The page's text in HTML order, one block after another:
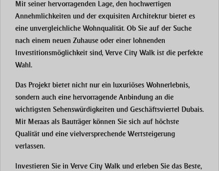
Mit seiner hervorragenden Lage, den hochwertigen
Annehmlichkeiten und der exquisiten Architektur bietet es
eine unvergleichliche Wohnqualität. Ob Sie auf der Suche
nach einem neuen Zuhause oder einer lohnenden
Investitionsmöglichkeit sind, Verve City Walk ist die perfekte
Wahl.
Das Projekt bietet nicht nur ein luxuriöses Wohnerlebnis,
sondern auch eine hervorragende Anbindung an die
wichtigsten Sehenswürdigkeiten und Geschäftsviertel Dubais.
Mit Meraas als Bauträger können Sie sich auf höchste
Qualität und eine vielversprechende Wertsteigerung
verlassen.
Investieren Sie in Verve City Walk und erleben Sie das Beste,